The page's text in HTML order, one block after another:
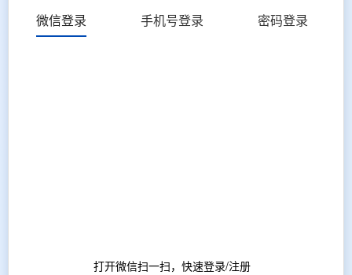
微信登录 手机号登录 密码登录
打开微信扫一扫，快速登录/注册